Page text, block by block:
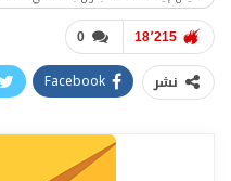
0 18٬215
نشر Facebook